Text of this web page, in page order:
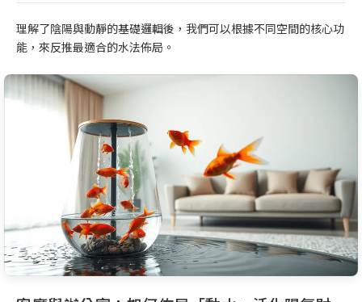
理解了陰陽與動靜的基礎邏輯後，我們可以根據不同空間的核心功
能，來反推最適合的水法佈局。